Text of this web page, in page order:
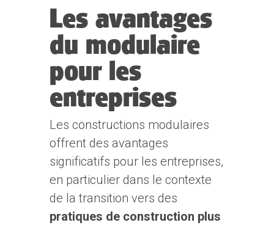
Les avantages
du modulaire
pour les
entreprises
Les constructions modulaires
offrent des avantages
significatifs pour les entreprises,
en particulier dans le contexte
de la transition vers des
pratiques de construction plus